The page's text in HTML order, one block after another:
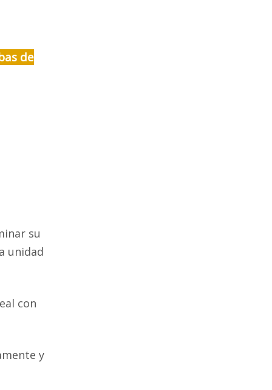
de
su
unidad
con
y